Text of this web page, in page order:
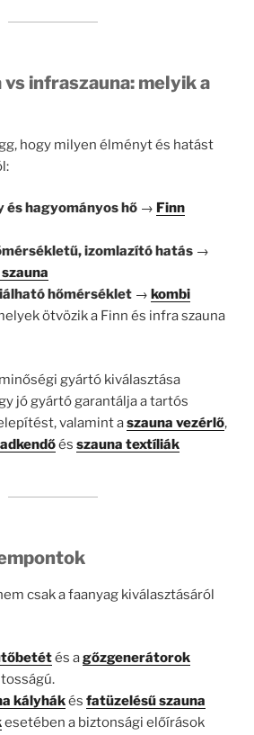
vs infraszauna: melyik a
hogy milyen élményt és hatást
hagyományos hő → Finn
izomlazító hatás →
hőmérséklet → kombi
ötvözik a Finn és infra szauna
gyártó kiválasztása
jó gyártó garantálja a tartós
valamint aszauna vezérlő,
és szauna textíliák
csak a faanyag kiválasztásáról
és agőzgenerátorok
kályhákés fatüzelésű szauna
esetében a biztonsági előírások